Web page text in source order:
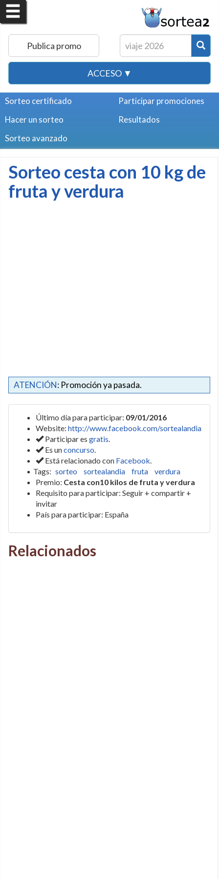
Publica promo
ACCESO ▼
Sorteo certificado
Hacer un sorteo
Sorteo avanzado
Participar promociones
Resultados
Sorteo cesta con 10 kg de
fruta y verdura
ATENCIÓN: Promoción ya pasada.
Último día para participar: 09/01/2016
Website: http://www.facebook.com/sortealandia
Participar es gratis.
Es unconcurso.
Está relacionado con Facebook.
Tags: sorteo sortealandia fruta
verdura
Premio: Cesta con10 kilos de fruta y verdura
Requisito para participar: Seguir + compartir +
invitar
País para participar: España
Relacionados